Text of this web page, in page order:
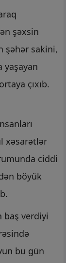
şəxsin
şəhər sakini,
yaşayan
çıxıb.
xəsarətlər
ciddi
böyük
baş verdiyi
bu gün